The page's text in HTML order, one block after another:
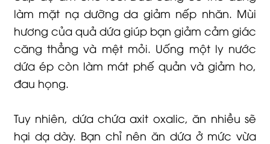
làm mặt nạ dưỡng da giảm nếp nhăn. Mùi
hương của quả dứa giúp bạn giảm cảm giác
căng thẳng và mệt mỏi. Uống một ly nước
dứa ép còn làm mát phế quản và giảm ho,
đau họng.
Tuy nhiên, dứa chứa axit oxalic, ăn nhiều sẽ
hại dạ dày. Bạn chỉ nên ăn dứa ở mức vừa